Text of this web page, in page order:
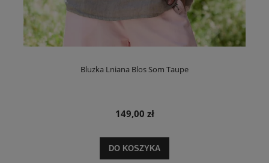
Bluzka Lniana Blos Som Taupe
149,00 zł
DO KOSZYKA